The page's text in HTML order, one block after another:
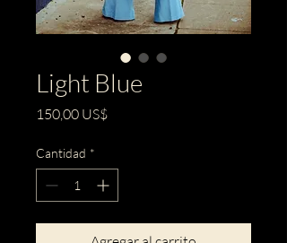
Light Blue
150,00 US$Precio
Cantidad *